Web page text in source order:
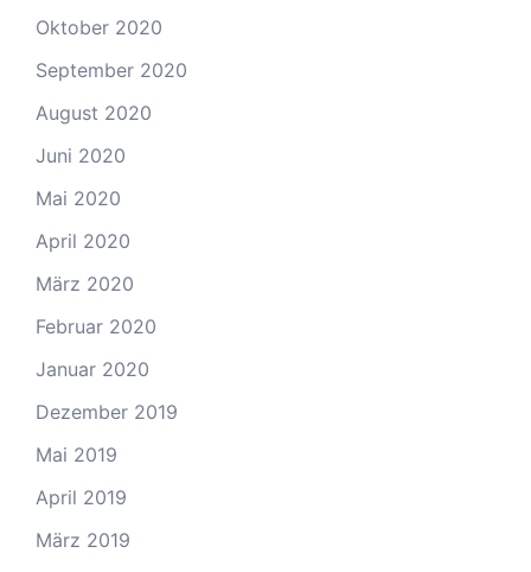
Oktober 2020
September 2020
August 2020
Juni 2020
Mai 2020
April 2020
März 2020
Februar 2020
Januar 2020
Dezember 2019
Mai 2019
April 2019
März 2019